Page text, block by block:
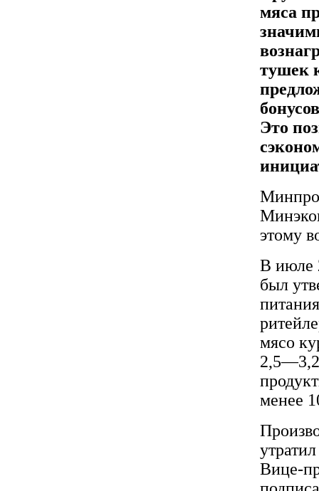
мяса
тушек
Это
этому
В июле
был
мясо
менее
Вице-